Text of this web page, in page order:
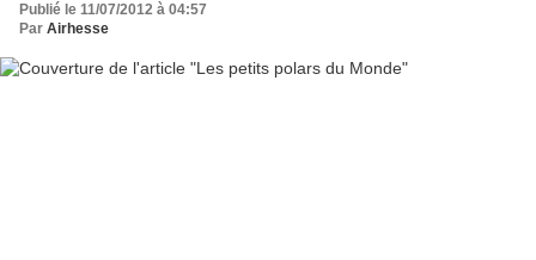
Publié le 11/07/2012 à 04:57
Par Airhesse